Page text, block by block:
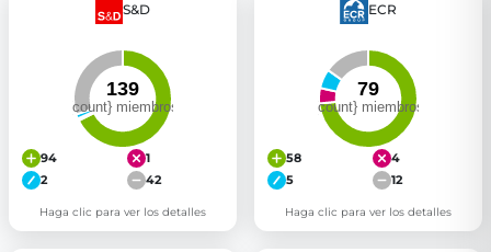
S&D
94
1
2
42
Haga clic para ver los detalles
ECR
58
4
5
12
Haga clic para ver los detalles